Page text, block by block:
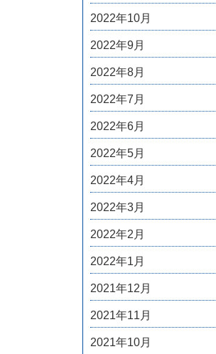
2022年10月
2022年9月
2022年8月
2022年7月
2022年6月
2022年5月
2022年4月
2022年3月
2022年2月
2022年1月
2021年12月
2021年11月
2021年10月